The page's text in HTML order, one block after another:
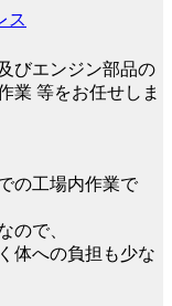
ス
びエンジン部品の
業 等をお任せしま
の⼯場内作業で
ので、
体への負担も少な